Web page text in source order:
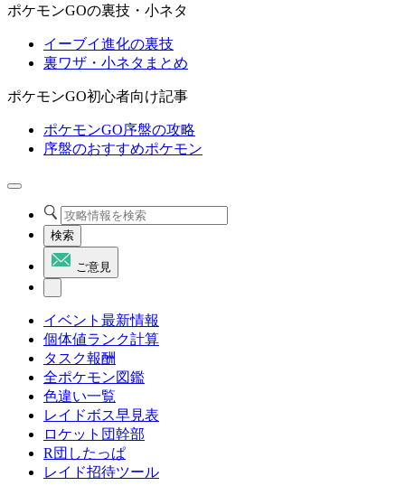
ポケモンGOの裏技・小ネタ
イーブイ進化の裏技
裏ワザ・小ネタまとめ
ポケモンGO初心者向け記事
ポケモンGO序盤の攻略
序盤のおすすめポケモン
検索
ご意見
イベント最新情報
個体値ランク計算
タスク報酬
全ポケモン図鑑
色違い一覧
レイドボス早見表
ロケット団幹部
R団したっぱ
レイド招待ツール